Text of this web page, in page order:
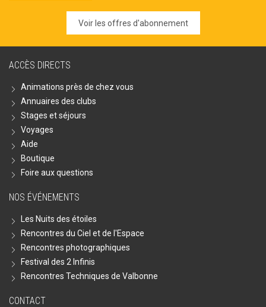
Voir les offres d'abonnement
ACCÈS DIRECTS
Animations près de chez vous
Annuaires des clubs
Stages et séjours
Voyages
Aide
Boutique
Foire aux questions
NOS ÉVÉNEMENTS
Les Nuits des étoiles
Rencontres du Ciel et de l'Espace
Rencontres photographiques
Festival des 2 Infinis
Rencontres Techniques de Valbonne
CONTACT